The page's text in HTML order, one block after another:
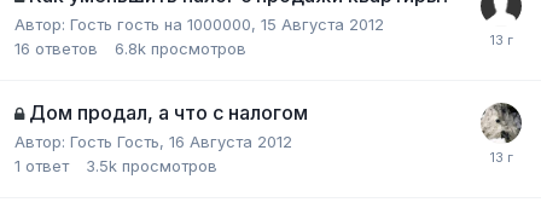
Автор: Гость гость на 1000000, 15 Августа 2012
16 ответов 6.8k просмотров
Дом продал, а что с налогом
Автор: Гость Гость, 16 Августа 2012
1 ответ 3.5k просмотров